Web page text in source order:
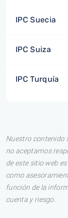
IPC Suecia
IPC Suiza
IPC Turquía
Nuestro contenido
no aceptamos
de este sitio web
como
función de la
cuenta y riesgo.